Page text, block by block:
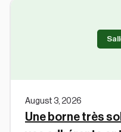
August 3, 2026
Une borne très